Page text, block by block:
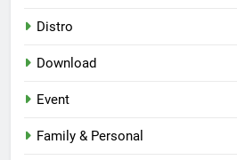
Distro
Download
Event
Family & Personal